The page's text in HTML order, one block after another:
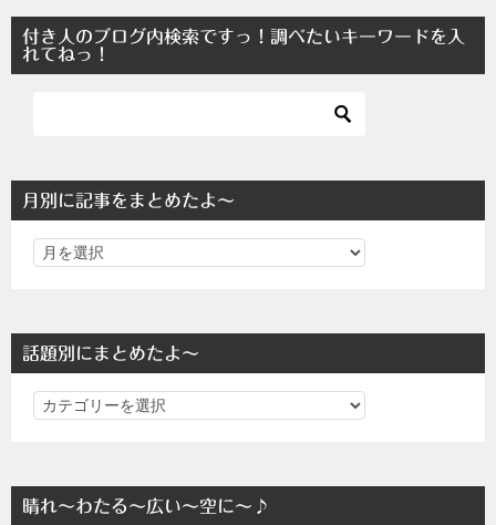
付き人のブログ内検索ですっ！調べたいキーワードを入
れてねっ！
月別に記事をまとめたよ～
話題別にまとめたよ～
話
に
ま
晴れ～わたる～広い～空に～♪